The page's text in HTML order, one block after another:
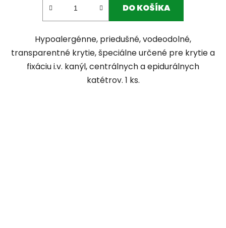
DO KOŠÍKA
Hypoalergénne, priedušné, vodeodolné,
transparentné krytie, špeciálne určené pre krytie a
fixáciu i.v. kanýl, centrálnych a epidurálnych
katétrov. 1 ks.